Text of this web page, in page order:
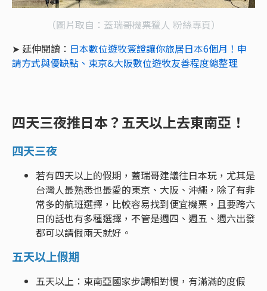
（圖片取自：蓋瑞哥機票獵人 粉絲專頁）
➤ 延伸閱讀： 日本數位遊牧簽證讓你旅居日本6個月！申
請方式與優缺點、東京&大阪數位遊牧友善程度總整理
四天三夜推日本？五天以上去東南亞！
四天三夜
若有四天以上的假期，蓋瑞哥建議往日本玩，尤其是
台灣人最熟悉也最愛的東京、大阪、沖繩，除了有非
常多的航班選擇，比較容易找到便宜機票，且要跨六
日的話也有多種選擇，不管是週四、週五、週六出發
都可以請假兩天就好。
五天以上假期
五天以上：東南亞國家步調相對慢，有滿滿的度假